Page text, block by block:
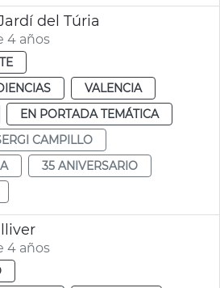
del Túria
4 años
VALENCIA
EN PORTADA TEMÁTICA
CAMPILLO
35 ANIVERSARIO
4 años